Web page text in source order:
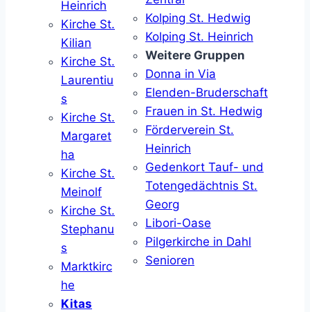
Heinrich
Kirche St.
Kilian
Kirche St.
Laurentiu
s
Kirche St.
Margaret
ha
Kirche St.
Meinolf
Kirche St.
Stephanu
s
Marktkirc
he
Kitas
Kolping St. Hedwig
Kolping St. Heinrich
Weitere Gruppen
Donna in Via
Elenden-Bruderschaft
Frauen in St. Hedwig
Förderverein St.
Heinrich
Gedenkort Tauf- und
Totengedächtnis St.
Georg
Libori-Oase
Pilgerkirche in Dahl
Senioren